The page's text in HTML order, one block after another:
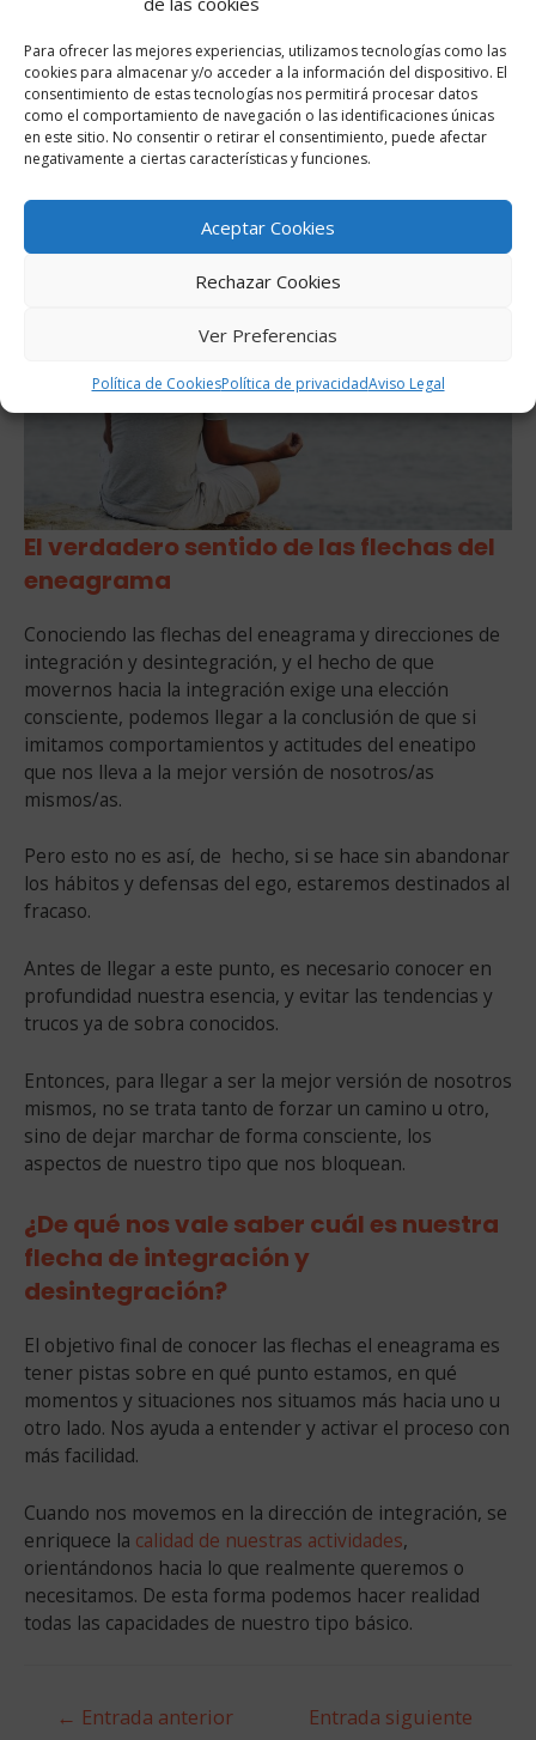
Para ofrecer las mejores experiencias, utilizamos tecnologías como las
cookies para almacenar y/o acceder a la información del dispositivo. El
consentimiento de estas tecnologías nos permitirá procesar datos
como el comportamiento de navegación o las identificaciones únicas
en este sitio. No consentir o retirar el consentimiento, puede afectar
negativamente a ciertas características y funciones.
Aceptar Cookies
Rechazar Cookies
Ver Preferencias
Política de CookiesPolítica de privacidadAviso Legal
Los Ocho (lujuriosos y controladores) van al Dos,
volviéndose más generosos y cariñosos.
Los Nueve (perezosos y descuidados) van al Tres
y se vuelven más capaces de desarrollarse y más
enérgicos.
El verdadero sentido de las flechas del
eneagrama
Conociendo las flechas del eneagrama y direcciones de
integración y desintegración, y el hecho de que
movernos hacia la integración exige una elección
consciente, podemos llegar a la conclusión de que si
imitamos comportamientos y actitudes del eneatipo
que nos lleva a la mejor versión de nosotros/as
mismos/as.
Pero esto no es así, de hecho, si se hace sin abandonar
los hábitos y defensas del ego, estaremos destinados al
fracaso.
Antes de llegar a este punto, es necesario conocer en
profundidad nuestra esencia, y evitar las tendencias y
trucos ya de sobra conocidos.
Entonces, para llegar a ser la mejor versión de nosotros
mismos, no se trata tanto de forzar un camino u otro,
sino de dejar marchar de forma consciente, los
aspectos de nuestro tipo que nos bloquean.
¿De qué nos vale saber cuál es nuestra
flecha de integración y
desintegración?
El objetivo final de conocer las flechas el eneagrama es
tener pistas sobre en qué punto estamos, en qué
momentos y situaciones nos situamos más hacia uno u
otro lado. Nos ayuda a entender y activar el proceso con
más facilidad.
Cuando nos movemos en la dirección de integración, se
enriquece la calidad de nuestras actividades,
orientándonos hacia lo que realmente queremos o
necesitamos. De esta forma podemos hacer realidad
todas las capacidades de nuestro tipo básico.
Navegación
← Entrada anterior
Entrada siguiente